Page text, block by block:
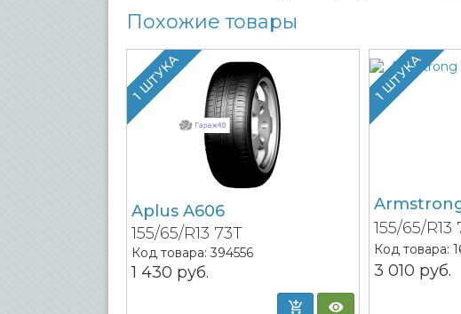
Похожие товары
1 ШТУКА
Aplus A606
155/65/R13 73T
Код товара: 394556
1 430 руб.
1 ШТУКА
155/65/R13
Код товара:
3 010 руб.